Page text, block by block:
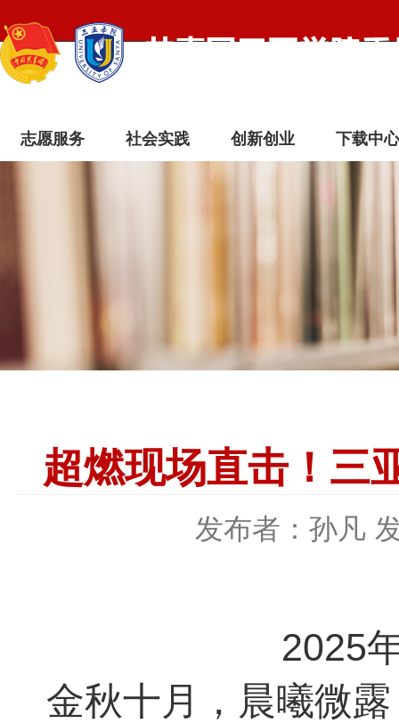
志愿服务 社会实践 创新创业 下载中心
超燃现场直击！三
发布者：孙凡
2025
金秋十月，晨曦微